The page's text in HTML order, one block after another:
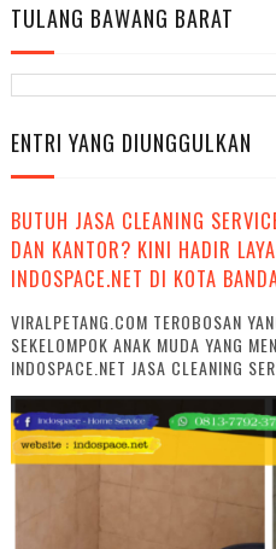
TULANG BAWANG BARAT
ENTRI YANG DIUNGGULKAN
BUTUH JASA CLEANING
DAN KANTOR? KINI HADIR
INDOSPACE.NET DI KOTA
VIRALPETANG.COM TEROBOSAN
SEKELOMPOK ANAK MUDA YANG
INDOSPACE.NET JASA CLEANING